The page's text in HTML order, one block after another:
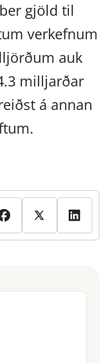
gjöld til
verkefnum
auk
milljarðar
á annan